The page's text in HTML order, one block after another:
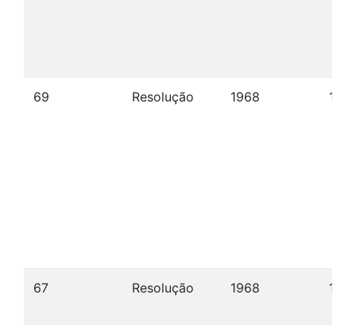
69 Resolução 1968 10/
67 Resolução 1968 10/